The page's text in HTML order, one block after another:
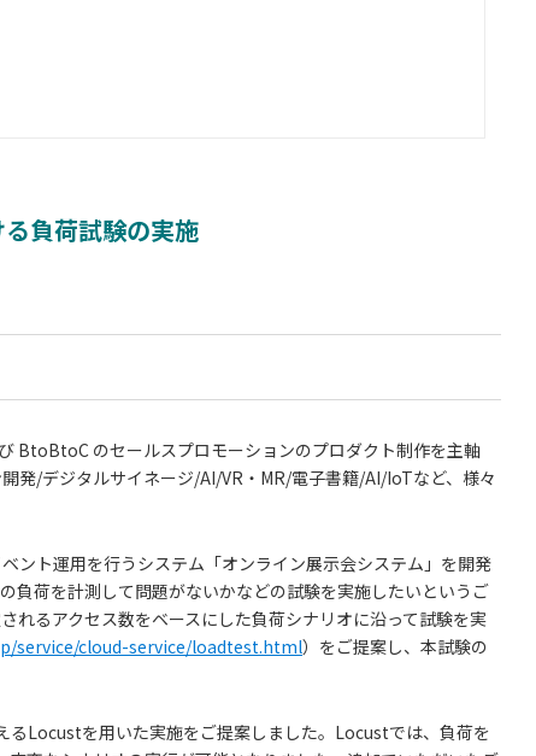
る負荷試験の実施
BtoBtoC のセールスプロモーションのプロダクト制作を主軸
発/デジタルサイネージ/AI/VR・MR/電子書籍/AI/IoTなど、様々
ント運用を行うシステム「オンライン展示会システム」を開発
負荷を計測して問題がないかなどの試験を実施したいというご
れるアクセス数をベースにした負荷シナリオに沿って試験を実
service/cloud-service/loadtest.html）をご提案し、本試験の
Locustを用いた実施をご提案しました。Locustでは、負荷を